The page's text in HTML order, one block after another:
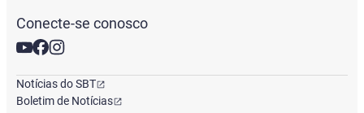
Conecte-se conosco
Notícias do SBT
Boletim de Notícias